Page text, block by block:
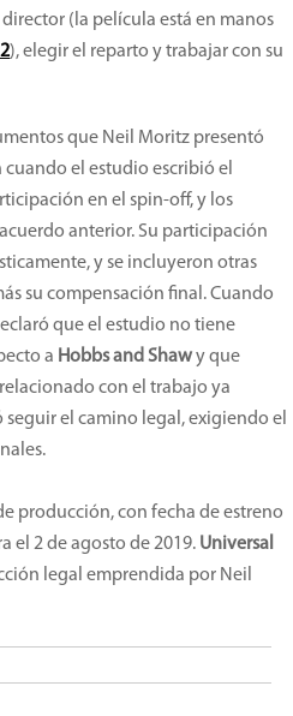
(la película está en manos
), elegir el reparto y trabajar con su
que Neil Moritz presentó
el estudio escribió el
en el spin-off, y los
anterior. Su participación
y se incluyeron otras
su compensación final. Cuando
que el estudio no tiene
a Hobbs and Shawy que
con el trabajo ya
el camino legal, exigiendo el
producción, con fecha de estreno
el 2 de agosto de 2019. Universal
legal emprendida por Neil